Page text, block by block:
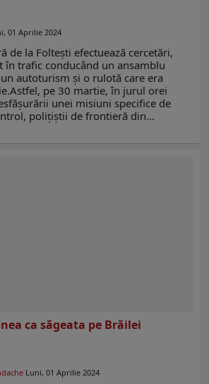
01 Aprilie 2024
de la Foltești efectuează cercetări,
în trafic conducând un ansamblu
autoturism și o rulotă care era
pe 30 martie, în jurul orei
unei misiuni specifice de
polițiștii de frontieră din…
ca săgeata pe Brăilei
Luni, 01 Aprilie 2024